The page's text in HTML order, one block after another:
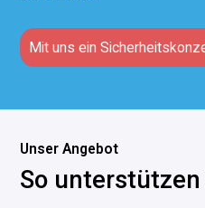
Mit uns ein
Unser Angebot
So unterstützen